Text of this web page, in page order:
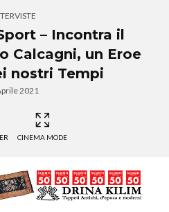
– Incontra il
Calcagni, un Eroe
nostri Tempi
2021
CINEMA MODE